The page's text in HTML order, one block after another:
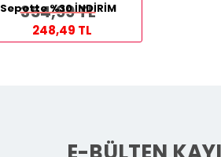
354,99 TL
Sepette %30 İNDİRİM
248,49 TL